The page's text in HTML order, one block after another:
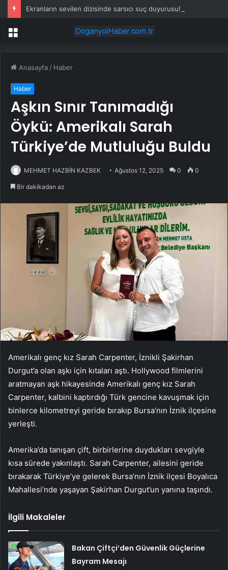
Menü
Anasayfa / Haber
Haber
Aşkın Sınır Tanımadığı
Öykü: Amerikalı Sarah
Türkiye’de Mutluluğu Buldu
MEHMET HAZBİN KAZBEK Ağustos 12, 2025 0 0
Bir dakikadan az
Amerikalı genç kız Sarah Carpenter, İznikli Şakirhan
Durgut’a olan aşkı için kıtaları aştı. Hollywood filmlerini
aratmayan aşk hikayesinde Amerikalı genç kız Sarah
Carpenter, kalbini kaptırdığı Türk gencine kavuşmak için
binlerce kilometreyi geride bırakıp Bursa’nın İznik ilçesine
yerleşti.
Amerika’da tanışan çift, birbirlerine duydukları sevgiyle
kısa sürede yakınlaştı. Sarah Carpenter, ailesini geride
bırakarak Türkiye’ye gelerek Bursa’nın İznik ilçesi Boyalıca
Mahallesi’nde yaşayan Şakirhan Durgut’un yanına taşındı.
İlgili Makaleler
Bakan Çiftçi’den Güvenlik Güçlerine
Bayram Mesajı